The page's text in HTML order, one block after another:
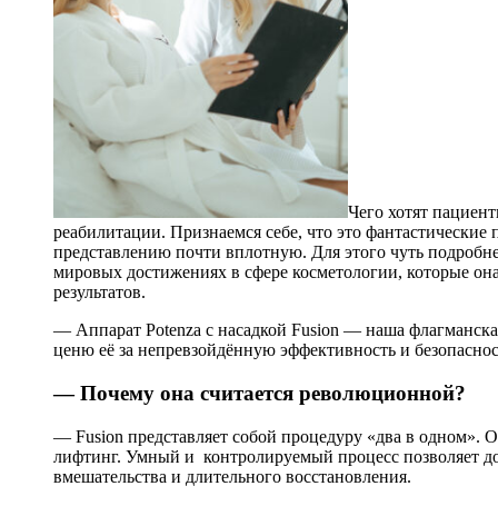
Чего хотят
реабилитации. Признаемся себе, что это
представлению почти вплотную. Для этого чуть
мировых достижениях в сфере косметологии, которые
результатов.
— Аппарат Potenza с насадкой Fusion — наша
ценю её за непревзойдённую эффективность и
— Почему она считается революционной?
— Fusion представляет собой процедуру «два в одном».
лифтинг. Умный и контролируемый процесс позволяет
вмешательства и длительного восстановления.